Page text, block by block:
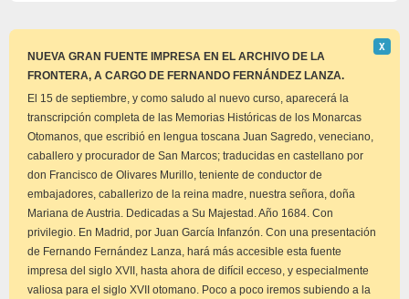
NUEVA GRAN FUENTE IMPRESA EN EL ARCHIVO DE LA
FRONTERA, A CARGO DE FERNANDO FERNÁNDEZ LANZA.
este
Χ
El 15 de septiembre, y como saludo al nuevo curso, aparecerá la
transcripción completa de las Memorias Históricas de los Monarcas
Otomanos, que escribió en lengua toscana Juan Sagredo, veneciano,
caballero y procurador de San Marcos; traducidas en castellano por
don Francisco de Olivares Murillo, teniente de conductor de
embajadores, caballerizo de la reina madre, nuestra señora, doña
Mariana de Austria. Dedicadas a Su Majestad. Año 1684. Con
privilegio. En Madrid, por Juan García Infanzón. Con una presentación
de Fernando Fernández Lanza, hará más accesible esta fuente
impresa del siglo XVII, hasta ahora de difícil ecceso, y especialmente
valiosa para el siglo XVII otomano. Poco a poco iremos subiendo a la